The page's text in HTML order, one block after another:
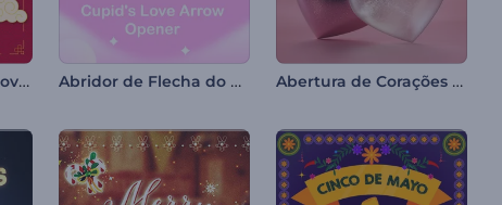
Promoção de Ano Novo Chinês Abridor de Flecha do Amor de Cupido Abertura de Corações para o Dia dos Namorados